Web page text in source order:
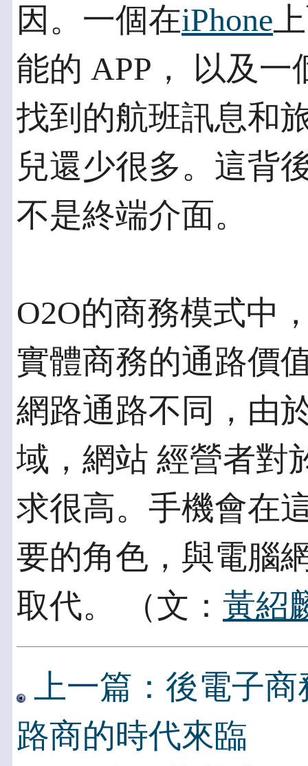
因。一個在iPhone
能的 APP， 以及一
找到的航班訊息和
兒還少很多。這背
不是終端介面。
O2O的商務模式中
實體商務的通路價
網路通路不同，由
域，網站 經營者對
求很高。手機會在
要的角色，與電腦
取代。 （文： 黃紹
上一篇：後電子
路商的時代來臨